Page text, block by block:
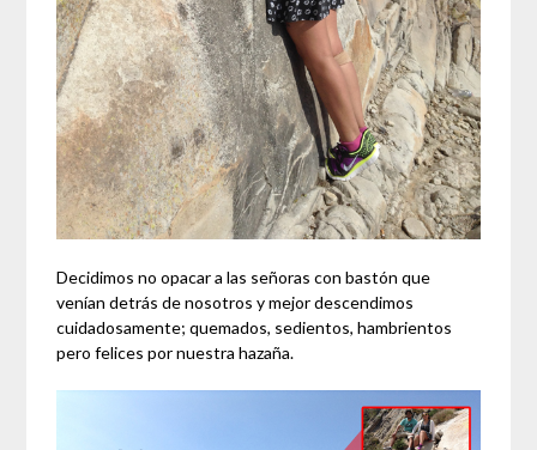
Decidimos no opacar a las señoras con bastón que
venían detrás de nosotros y mejor descendimos
cuidadosamente; quemados, sedientos, hambrientos
pero felices por nuestra hazaña.